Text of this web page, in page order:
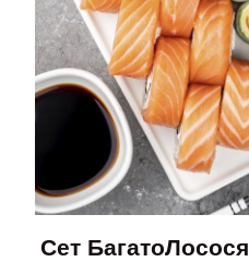
Сет БагатоЛосося